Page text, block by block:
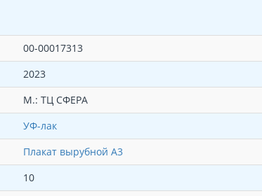
00-00017313
2023
М.: ТЦ СФЕРА
УФ-лак
Плакат вырубной А3
10